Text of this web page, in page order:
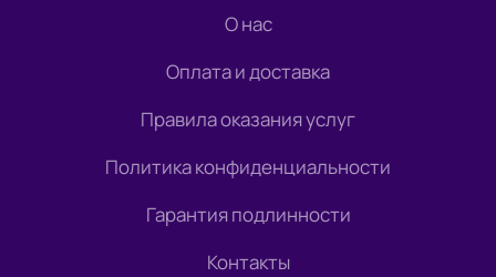
О нас
Оплата и доставка
Правила оказания услуг
Политика конфиденциальности
Гарантия подлинности
Контакты